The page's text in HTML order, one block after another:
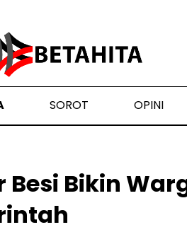
SOROT OPINI
Bikin